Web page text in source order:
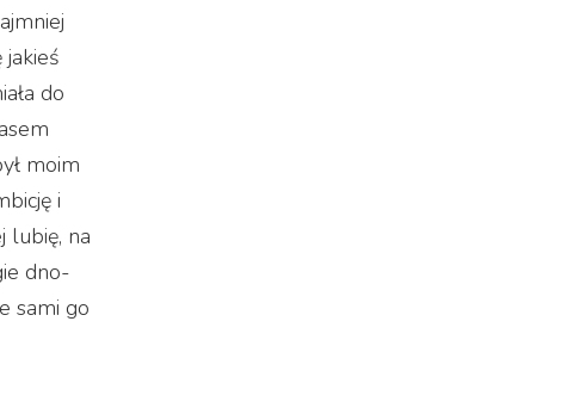
jakieś
do
moim
i
lubię, na
dno-
sami go